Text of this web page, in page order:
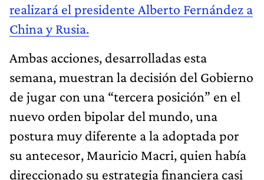
realizará el presidente Alberto Fernández a
China y Rusia.
Ambas acciones, desarrolladas esta
semana, muestran la decisión del Gobierno
de jugar con una “tercera posición” en el
nuevo orden bipolar del mundo, una
postura muy diferente a la adoptada por
su antecesor, Mauricio Macri, quien había
direccionado su estrategia financiera casi